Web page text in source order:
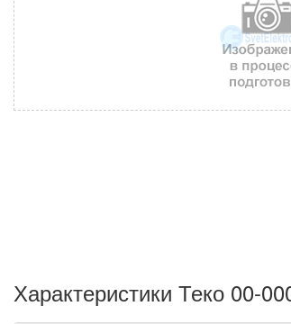
Характеристики Теко 00-